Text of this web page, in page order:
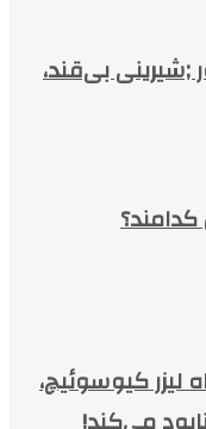
;شیرینی بی‌قند،
لیزر کیوسوئیچ،